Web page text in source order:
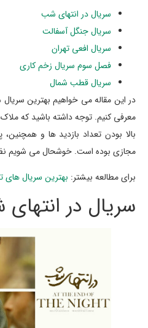
سریال در انتهای شب
سریال جنگل آسفالت
سریال افعی تهران
فصل سوم سریال زخم کاری
سریال قطب شمال
معرفی کنیم. توجه داشته باشید که ملاک
بالا بودن تعداد بازدید ها و
مجازی بوده است. خوشحال می شویم
برای مطالعه بیشتر: بهترین سریال های ترکی
سریال در